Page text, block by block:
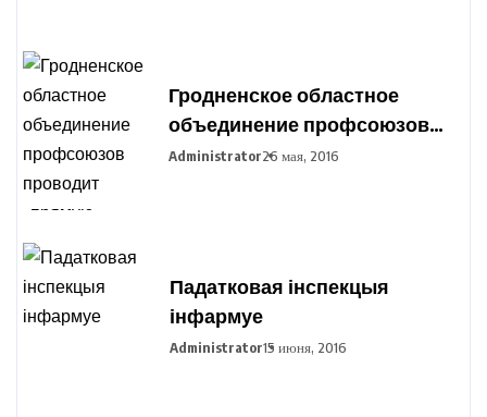
Гродненское областное
объединение профсоюзов
проводит «прямую
Administrator26 мая, 2016
Падатковая інспекцыя
інфармуе
Administrator15 июня, 2016